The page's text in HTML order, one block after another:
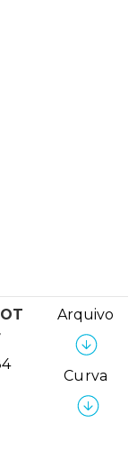
Arquivo
Curva